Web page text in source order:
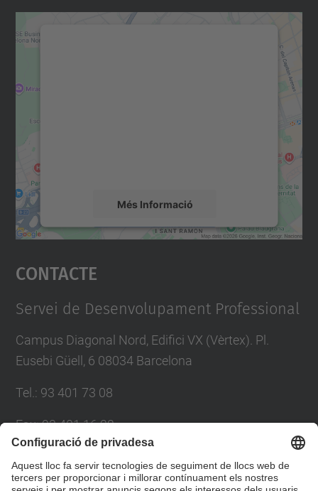
Més Informació
Accepta
powered by
Contacte
Servei de Desenvolupament Professional
Campus Diagonal Nord, Edifici VX (Vèrtex). Pl.
Eusebi Güell, 6 08034 Barcelona
Tel. : 93 401 73 08
Fax:93 401 16 22